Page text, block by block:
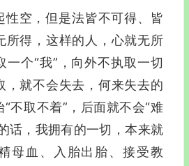
性空 ，但是法皆不可得、皆
所得，这样的人，心就无所
一个“我”，向外不执取一切
，就不会失去，何来失去的
不取不着”，后面就不会“难
话，我拥有的一切，本来就
血、入胎出胎、接受教